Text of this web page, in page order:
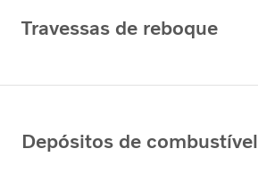
Travessas de reboque
Depósitos de combustível